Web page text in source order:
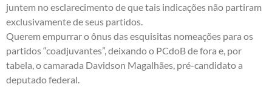
juntem no esclarecimento de que tais indicações não partiram
exclusivamente de seus partidos.
Querem empurrar o ônus das esquisitas nomeações para os
partidos “coadjuvantes”, deixando o PCdoB de fora e, por
tabela, o camarada Davidson Magalhães, pré-candidato a
deputado federal.